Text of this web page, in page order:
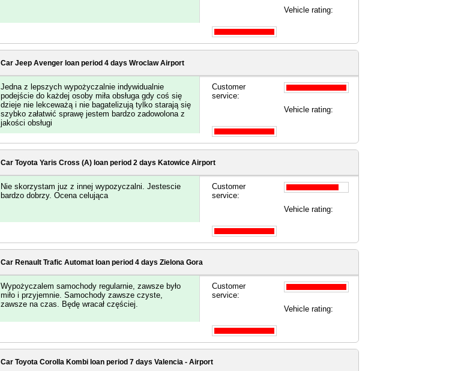
Vehicle rating:
Car Jeep Avenger loan period 4 days Wroclaw Airport
Jedna z lepszych wypożyczalnie indywidualnie
podejście do każdej osoby miła obsługa gdy coś się
dzieje nie lekceważą i nie bagatelizują tylko starają się
szybko załatwić sprawę jestem bardzo zadowolona z
jakości obsługi
Customer
service:
Vehicle rating:
Car Toyota Yaris Cross (A) loan period 2 days Katowice Airport
Nie skorzystam juz z innej wypozyczalni. Jestescie
bardzo dobrzy. Ocena celująca
Customer
service:
Vehicle rating:
Car Renault Trafic Automat loan period 4 days Zielona Gora
Wypożyczalem samochody regularnie, zawsze było
miło i przyjemnie. Samochody zawsze czyste,
zawsze na czas. Będę wracał częściej.
Customer
service:
Vehicle rating:
Car Toyota Corolla Kombi loan period 7 days Valencia - Airport